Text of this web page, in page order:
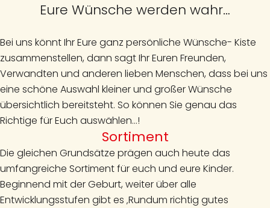
Eure Wünsche werden wahr…
Bei uns könnt Ihr Eure ganz persönliche Wünsche- Kiste
zusammenstellen, dann sagt Ihr Euren Freunden,
Verwandten und anderen lieben Menschen, dass bei uns
eine schöne Auswahl kleiner und großer Wünsche
übersichtlich bereitsteht. So können Sie genau das
Richtige für Euch auswählen…!
Sortiment
Die gleichen Grundsätze prägen auch heute das
umfangreiche Sortiment für euch und eure Kinder.
Beginnend mit der Geburt, weiter über alle
Entwicklungsstufen gibt es ‚Rundum richtig gutes